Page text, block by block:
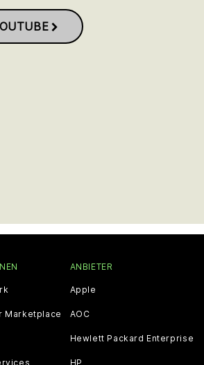
Marketplace
ANBIETER
Apple
AOC
Hewlett Packard Enterprise
HP